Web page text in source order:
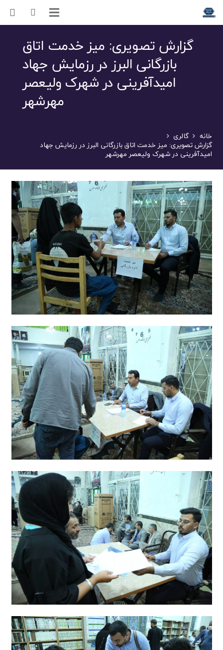
گزارش تصویری: میز خدمت اتاق
بازرگانی البرز در رزمایش جهاد
امیدآفرینی در شهرک ولیعصر
مهرشهر
خانه گالری
گزارش تصویری: میز خدمت اتاق بازرگانی البرز در رزمایش جهاد
امیدآفرینی در شهرک ولیعصر مهرشهر